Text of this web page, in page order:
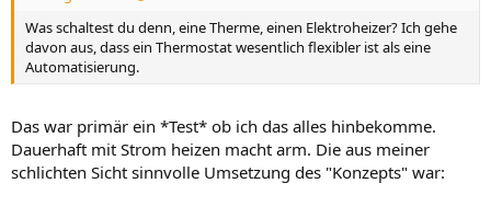
Was schaltest du denn, eine Therme, einen Elektroheizer? Ich gehe
davon aus, dass ein Thermostat wesentlich flexibler ist als eine
Automatisierung.
Das war primär ein *Test* ob ich das alles hinbekomme.
Dauerhaft mit Strom heizen macht arm. Die aus meiner
schlichten Sicht sinnvolle Umsetzung des "Konzepts" war: